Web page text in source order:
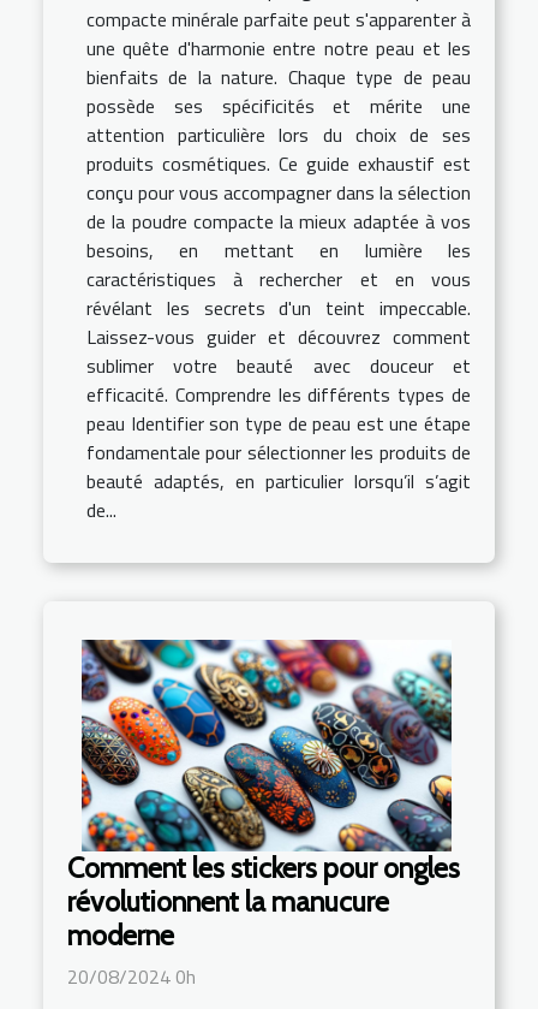
compacte minérale parfaite peut s'apparenter à
une quête d'harmonie entre notre peau et les
bienfaits de la nature. Chaque type de peau
possède ses spécificités et mérite une
attention particulière lors du choix de ses
produits cosmétiques. Ce guide exhaustif est
conçu pour vous accompagner dans la sélection
de la poudre compacte la mieux adaptée à vos
besoins, en mettant en lumière les
caractéristiques à rechercher et en vous
révélant les secrets d'un teint impeccable.
Laissez-vous guider et découvrez comment
sublimer votre beauté avec douceur et
efficacité. Comprendre les différents types de
peau Identifier son type de peau est une étape
fondamentale pour sélectionner les produits de
beauté adaptés, en particulier lorsqu’il s’agit
de...
Comment les stickers pour ongles
révolutionnent la manucure
moderne
20/08/2024 0h